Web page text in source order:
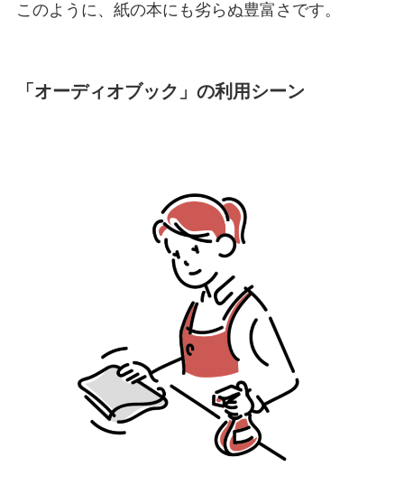
このように、紙の本にも劣らぬ豊富さです。
「オーディオブック」の利用シーン